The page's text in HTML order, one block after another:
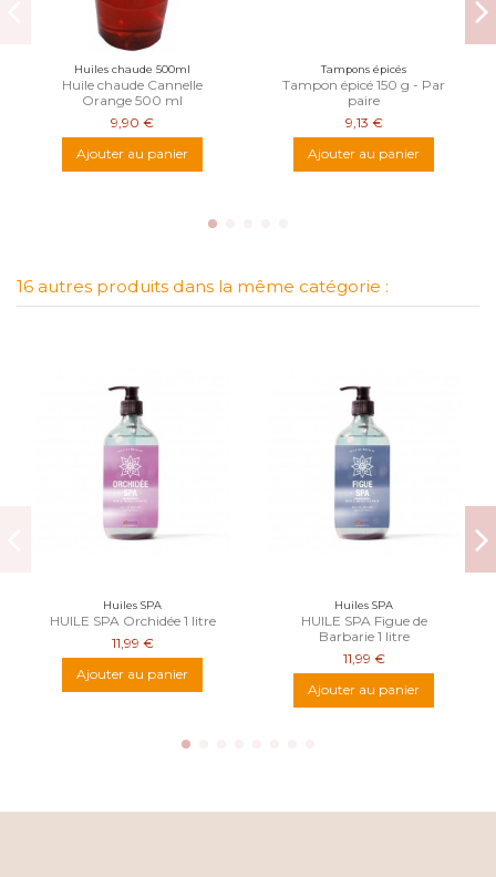
Huiles chaude 500ml
Huile chaude Cannelle
Orange 500 ml
9,90 €
Ajouter au panier
Tampons épicés
Tampon épicé 150 g - Par
paire
9,13 €
Ajouter au panier
16 autres produits dans la même catégorie :
Huiles SPA
HUILE SPA Orchidée 1 litre
11,99 €
Ajouter au panier
Huiles SPA
HUILE SPA Figue de
Barbarie 1 litre
11,99 €
Ajouter au panier